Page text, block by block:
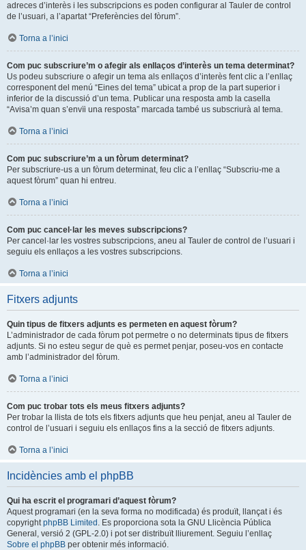
adreces d’interès i les subscripcions es poden configurar al Tauler de control
de l’usuari, a l’apartat “Preferències del fòrum”.
Torna a l’inici
Com puc subscriure’m o afegir als enllaços d’interès un tema determinat?
Us podeu subscriure o afegir un tema als enllaços d’interès fent clic a l’enllaç
corresponent del menú “Eines del tema” ubicat a prop de la part superior i
inferior de la discussió d’un tema. Publicar una resposta amb la casella
“Avisa’m quan s’envïi una resposta” marcada també us subscriurà al tema.
Torna a l’inici
Com puc subscriure’m a un fòrum determinat?
Per subscriure-us a un fòrum determinat, feu clic a l’enllaç “Subscriu-me a
aquest fòrum” quan hi entreu.
Torna a l’inici
Com puc cancel·lar les meves subscripcions?
Per cancel·lar les vostres subscripcions, aneu al Tauler de control de l’usuari i
seguiu els enllaços a les vostres subscripcions.
Torna a l’inici
Fitxers adjunts
Quin tipus de fitxers adjunts es permeten en aquest fòrum?
L’administrador de cada fòrum pot permetre o no determinats tipus de fitxers
adjunts. Si no esteu segur de què es permet penjar, poseu-vos en contacte
amb l’administrador del fòrum.
Torna a l’inici
Com puc trobar tots els meus fitxers adjunts?
Per trobar la llista de tots els fitxers adjunts que heu penjat, aneu al Tauler de
control de l’usuari i seguiu els enllaços fins a la secció de fitxers adjunts.
Torna a l’inici
Incidències amb el phpBB
Qui ha escrit el programari d’aquest fòrum?
Aquest programari (en la seva forma no modificada) és produït, llançat i és
copyrightphpBB Limited . Es proporciona sota la GNU Llicència Pública
General, versió 2 (GPL-2.0) i pot ser distribuït lliurement. Seguiu l’enllaç
Sobre el phpBB per obtenir més informació.